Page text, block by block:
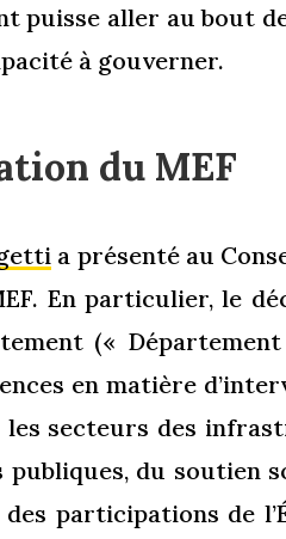
puisse aller au bout
à gouverner.
du MEF
a présenté au
En particulier, le
(« Département
en matière
les secteurs des
du soutien
participations de